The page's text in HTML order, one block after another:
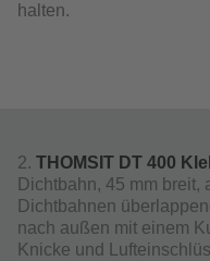
halten.
2. THOMSIT DT 400
Dichtbahn, 45 mm
Dichtbahnen
nach außen mit einem
Knicke und